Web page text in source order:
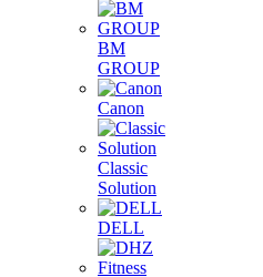
BM
GROUP
Canon
Classic
Solution
DELL